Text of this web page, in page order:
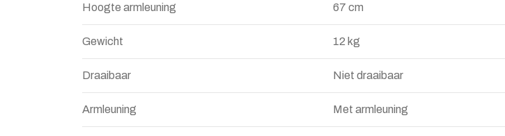
Hoogte armleuning 67 cm
Gewicht 12 kg
Draaibaar Niet draaibaar
Armleuning Met armleuning